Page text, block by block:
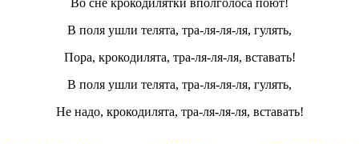
Во сне крокодилятки вполголоса поют!
В поля ушли телята, тра-ля-ля-ля, гулять,
Пора, крокодилята, тра-ля-ля-ля, вставать!
В поля ушли телята, тра-ля-ля-ля, гулять,
Не надо, крокодилята, тра-ля-ля-ля, вставать!